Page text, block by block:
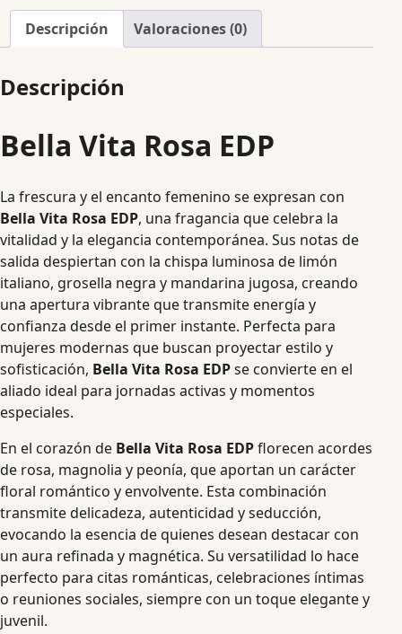
Descripción Valoraciones (0)
Descripción
Bella Vita Rosa EDP
La frescura y el encanto femenino se expresan con
Bella Vita Rosa EDP, una fragancia que celebra la
vitalidad y la elegancia contemporánea. Sus notas de
salida despiertan con la chispa luminosa de limón
italiano, grosella negra y mandarina jugosa, creando
una apertura vibrante que transmite energía y
confianza desde el primer instante. Perfecta para
mujeres modernas que buscan proyectar estilo y
sofisticación, Bella Vita Rosa EDPse convierte en el
aliado ideal para jornadas activas y momentos
especiales.
En el corazón de Bella Vita Rosa EDPflorecen acordes
de rosa, magnolia y peonía, que aportan un carácter
floral romántico y envolvente. Esta combinación
transmite delicadeza, autenticidad y seducción,
evocando la esencia de quienes desean destacar con
un aura refinada y magnética. Su versatilidad lo hace
perfecto para citas románticas, celebraciones íntimas
o reuniones sociales, siempre con un toque elegante y
juvenil.